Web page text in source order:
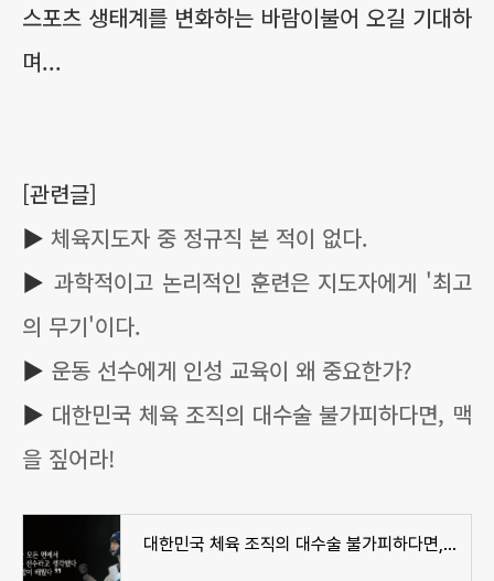
스포츠 생태계를 변화하는 바람이불어 오길 기대하
며...
[관련글]
▶ 체육지도자 중 정규직 본 적이 없다.
▶과학적이고 논리적인 훈련은 지도자에게 '최고
의 무기'이다.
▶ 운동 선수에게 인성 교육이 왜 중요한가?
▶ 대한민국 체육 조직의 대수술 불가피하다면, 맥
을 짚어라!
대한민국 체육 조직의 대수술 불가피하다면, 맥을 짚어라!